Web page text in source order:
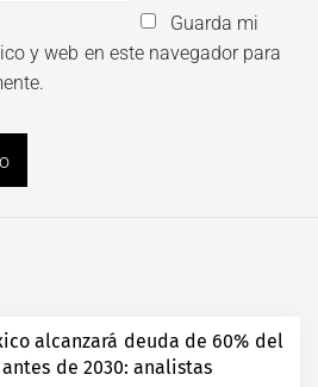
Guarda mi
y web en este navegador para
alcanzará deuda de 60% del
antes de 2030: analistas